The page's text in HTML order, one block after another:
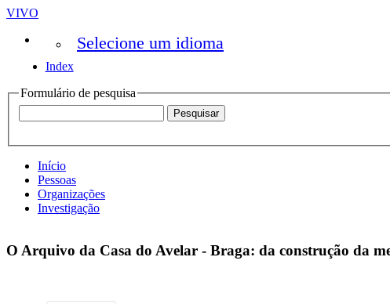
VIVO
Selecione um idioma
Index
Formulário de pesquisa
Início
Pessoas
Organizações
Investigação
O Arquivo da Casa do Avelar - Braga: da construção da